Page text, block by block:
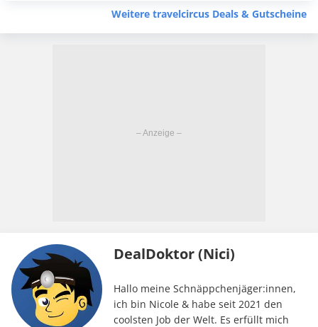
Weitere travelcircus Deals & Gutscheine
DealDoktor (Nici)
Hallo meine Schnäppchenjäger:innen,
ich bin Nicole & habe seit 2021 den
coolsten Job der Welt. Es erfüllt mich